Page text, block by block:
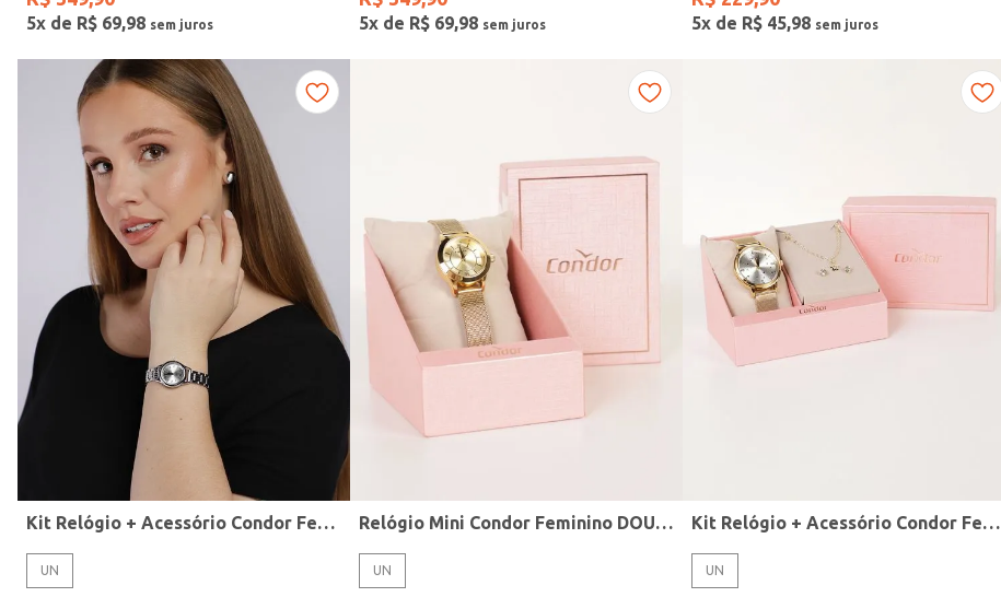
Fitness
5x de R$ 69,98 5x de R$ 69,98 5x de R$ 45,98
Kit Relógio + Acessório Condor Feminino PRATA
UN
Relógio Mini Condor Feminino DOURADO
UN
Kit Relógio + Acessório Condor Feminino DOURADO
UN